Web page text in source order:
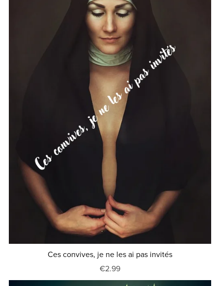
Ces convives, je ne les ai pas invités
€2.99